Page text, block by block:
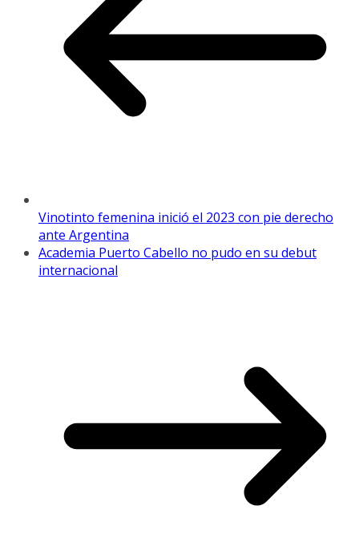
Vinotinto femenina inició el 2023 con pie derecho
ante Argentina
Academia Puerto Cabello no pudo en su debut
internacional